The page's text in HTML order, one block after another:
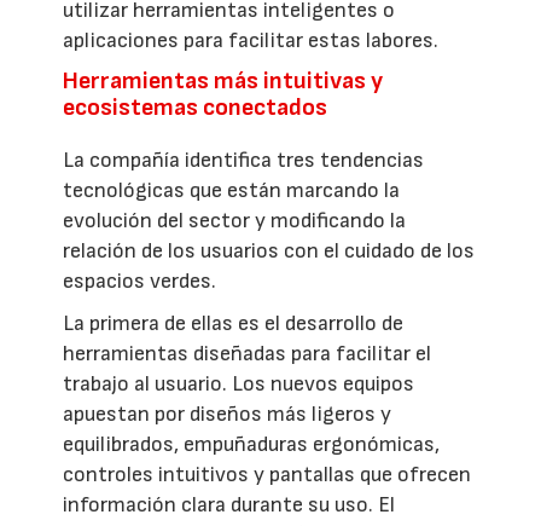
utilizar herramientas inteligentes o
aplicaciones para facilitar estas labores.
Herramientas más intuitivas y
ecosistemas conectados
La compañía identifica tres tendencias
tecnológicas que están marcando la
evolución del sector y modificando la
relación de los usuarios con el cuidado de los
espacios verdes.
La primera de ellas es el desarrollo de
herramientas diseñadas para facilitar el
trabajo al usuario. Los nuevos equipos
apuestan por diseños más ligeros y
equilibrados, empuñaduras ergonómicas,
controles intuitivos y pantallas que ofrecen
información clara durante su uso. El